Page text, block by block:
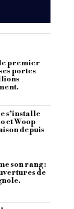
premier
portes
s’installe
et Woop
depuis
son rang :
de